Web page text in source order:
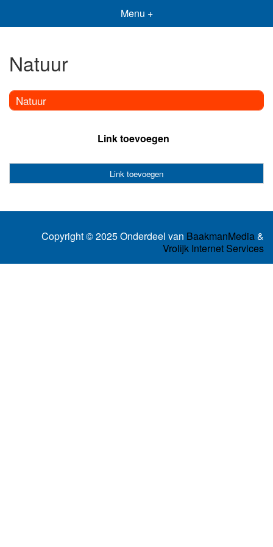
Menu +
Natuur
Natuur
Link toevoegen
Link toevoegen
Copyright © 2025 Onderdeel van BaakmanMedia&
Vrolijk Internet Services